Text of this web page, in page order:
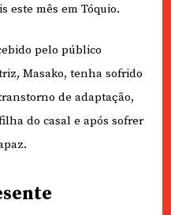
este mês em Tóquio.
pelo público
Masako, tenha sofrido
de adaptação,
do casal e após sofrer